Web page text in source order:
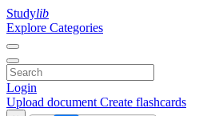
Studylib
Explore Categories
Login
Upload document Create flashcards